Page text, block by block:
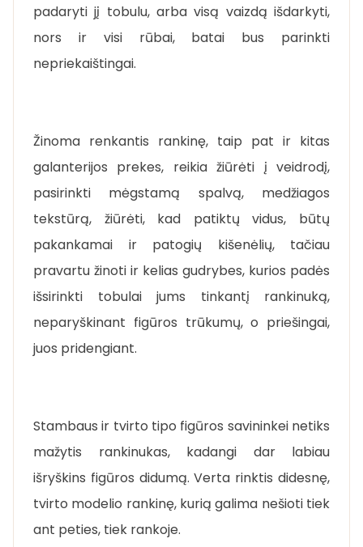
padaryti jį tobulu, arba visą vaizdą išdarkyti,
nors ir visi rūbai, batai bus parinkti
nepriekaištingai.
Žinoma renkantis rankinę, taip pat ir kitas
galanterijos prekes, reikia žiūrėti į veidrodį,
pasirinkti mėgstamą spalvą, medžiagos
tekstūrą, žiūrėti, kad patiktų vidus, būtų
pakankamai ir patogių kišenėlių, tačiau
pravartu žinoti ir kelias gudrybes, kurios padės
išsirinkti tobulai jums tinkantį rankinuką,
neparyškinant figūros trūkumų, o priešingai,
juos pridengiant.
Stambaus ir tvirto tipo figūros savininkei netiks
mažytis rankinukas, kadangi dar labiau
išryškins figūros didumą. Verta rinktis didesnę,
tvirto modelio rankinę, kurią galima nešioti tiek
ant peties, tiek rankoje.